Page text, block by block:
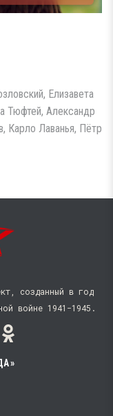
Елизавета
Тюфтей, Александр
Карло Лаванья, Пётр
созданный в год
войне 1941−1945.